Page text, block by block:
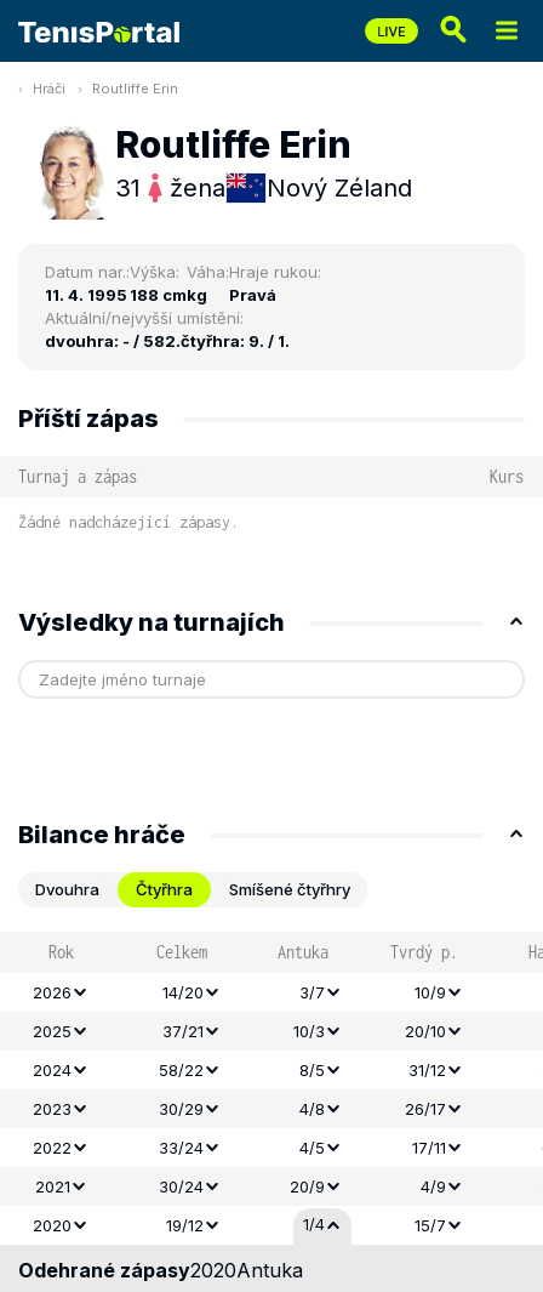
Hráči Routliffe Erin
Routliffe Erin
31 žena Nový Zéland
Datum nar.:
11. 4. 1995
Výška:
188 cm
Váha:
kg
Hraje rukou:
Pravá
Aktuální/nejvyšší umístění:
dvouhra: - / 582.čtyřhra: 9. / 1.
Příští zápas
Turnaj a zápas Kurs
Žádné nadcházející zápasy.
Výsledky na turnajích
Bilance hráče
Dvouhra Čtyřhra Smíšené čtyřhry
Rok Celkem Antuka Tvrdý p.
2026 14/20 3/7
10/9
2025
37/21 10/3
20/10
2024
58/22 8/5 31/12
2023
30/29 4/8
26/17
2022
33/24 4/5 17/11
2021
30/24 20/9 4/9
2020
19/12 1/4 15/7
Odehrané zápasy2020Antuka